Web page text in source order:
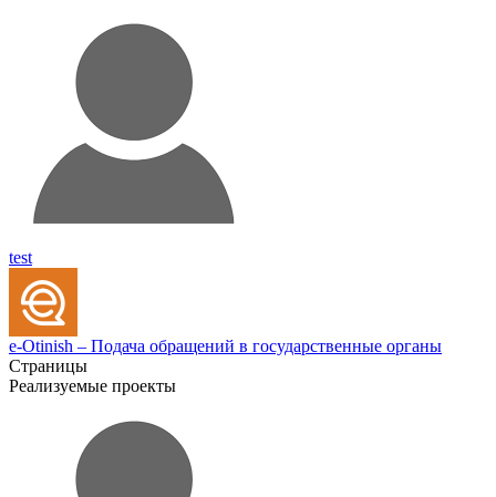
test
e-Otinish – Подача обращений в государственные органы
Страницы
Реализуемые проекты